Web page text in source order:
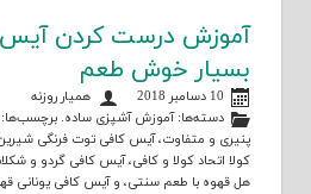
آموزش درست کردن
بسیار خوش طعم
10 دسامبر 2018
همیار روزنه
دسته‌ها:آموزش آشپزی ساده.
پنیری و متفاوت،آیس کافی توت فرنگی
کولا اتحاد کولا و کافی،آیس کافی گردو و
هل قهوه با طعم سنتی، وآیس کافی یونانی